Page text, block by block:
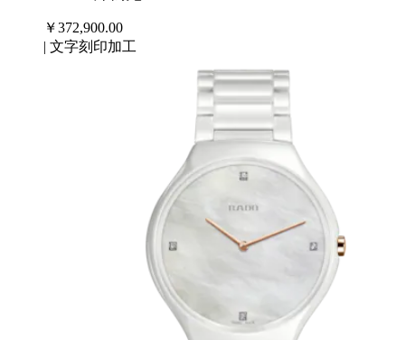
￥372,900.00
文字刻印加工